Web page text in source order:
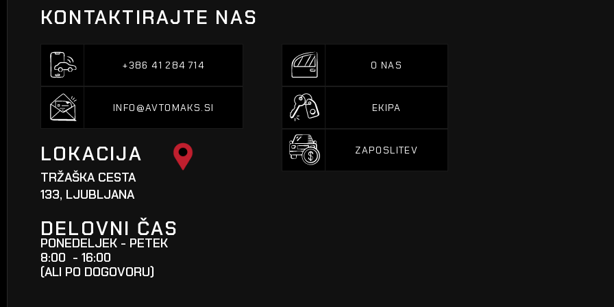
KONTAKTIRAJTE NAS
+386 41 284 714
INFO@AVTOMAKS.SI
LOKACIJA
TRŽAŠKA CESTA
133, LJUBLJANA
DELOVNI ČAS
PONEDELJEK - PETEK
8:00 - 16:00
(ALI PO DOGOVORU)
O NAS
EKIPA
ZAPOSLITEV